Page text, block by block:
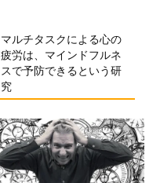
マルチタスクによる心の
疲労は、マインドフルネ
スで予防できるという研
究